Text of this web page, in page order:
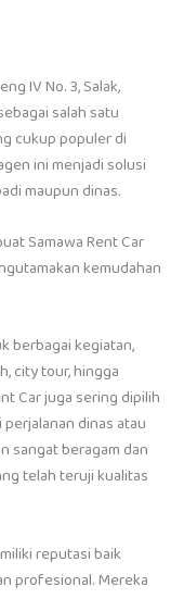
IV No. 3, Salak,
salah satu
cukup populer di
ini menjadi solusi
maupun dinas.
Samawa Rent Car
kemudahan
berbagai kegiatan,
city tour, hingga
Car juga sering dipilih
dinas atau
sangat beragam dan
telah teruji kualitas
reputasi baik
profesional. Mereka